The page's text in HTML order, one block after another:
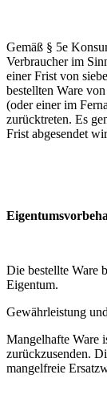
Gemäß § 5e
Verbraucher im
einer Frist von
bestellten Ware
(oder einer im
zurücktreten. Es
Frist abgesendet
Die bestellte Ware
Eigentum.
Gewährleistung
Mangelhafte Ware
zurückzusenden.
mangelfreie